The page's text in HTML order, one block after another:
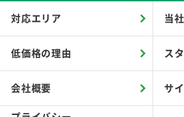
対応エリア 当
低価格の理由 ス
会社概要 サ